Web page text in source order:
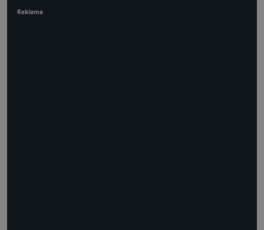
Reklama